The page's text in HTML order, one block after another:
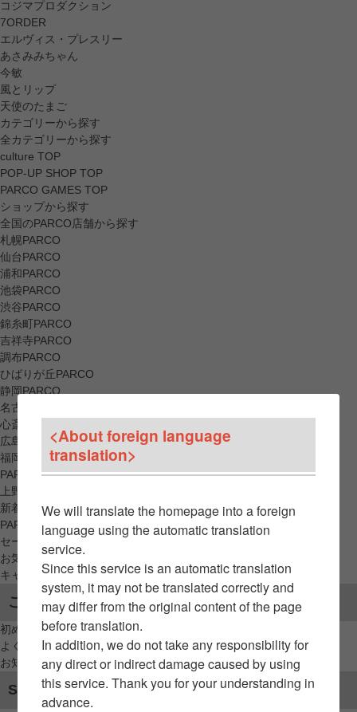
コジマプロダクション
7ORDER
エルヴィス・プレスリー
あさみみちゃん
今敏
風とリップ
天使のたまご
カテゴリーから探す
全カテゴリーから探す
culture TOP
POP-UP SHOP TOP
PARCO GAMES TOP
ショップから探す
全国のPARCO店舗から探す
札幌PARCO
仙台PARCO
浦和PARCO
池袋PARCO
渋谷PARCO
錦糸町PARCO
吉祥寺PARCO
調布PARCO
ひばりが丘PARCO
静岡PARCO
名古屋PARCO
心斎橋PARCO
広島PARCO
福岡PARCO
PARCO_ya
上野
新着アイテムから探す
PARCO限定アイテムから探す
セールアイテムから探す
お気に入りから探す
キャンペーン/クーポン対象から探す
ご利用案内
初めてのお客様へ
よくあるご質問 / お問い合わせ
お知らせ
SNSアカウント
<About foreign language
translation>
We will translate the homepage into a foreign
language using the automatic translation
service.
Since this service is an automatic translation
system, it may not be translated correctly and
may differ from the original content of the page
before translation.
In addition, we do not take any responsibility for
any direct or indirect damage caused by using
this service. Thank you for your understanding in
advance.